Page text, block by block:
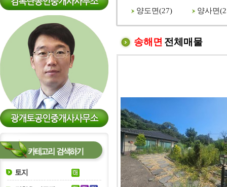
양도면(27) 양사면(
송해면 전체매물